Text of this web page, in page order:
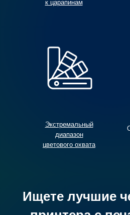
к царапинам
Экстремальный
диапазон
цветового охвата
Ищете лучшие